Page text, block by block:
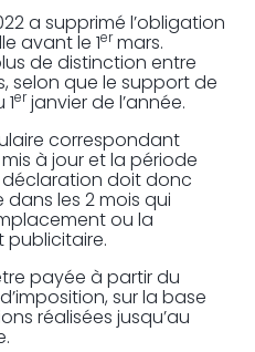
a supprimé l’obligation
avant le 1ermars.
de distinction entre
selon que le support de
1erjanvier de l’année.
correspondant
à jour et la période
doit donc
les 2 mois qui
ou la
publicitaire.
payée à partir du
sur la base
réalisées jusqu’au